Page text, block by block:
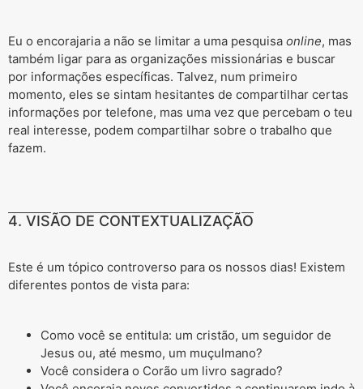
Eu o encorajaria a não se limitar a uma pesquisa online, mas
também ligar para as organizações missionárias e buscar
por informações específicas. Talvez, num primeiro
momento, eles se sintam hesitantes de compartilhar certas
informações por telefone, mas uma vez que percebam o teu
real interesse, podem compartilhar sobre o trabalho que
fazem.
4. VISÃO DE CONTEXTUALIZAÇÃO
Este é um tópico controverso para os nossos dias! Existem
diferentes pontos de vista para:
Como você se entitula: um cristão, um seguidor de
Jesus ou, até mesmo, um muçulmano?
Você considera o Corão um livro sagrado?